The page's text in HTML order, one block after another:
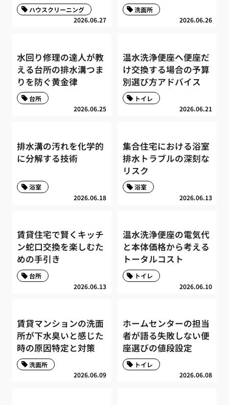
2026.06.27
ハウスクリーニング
2026.06.26
洗面所
水回り修理の達人が教
える台所の排水溝つま
りを防ぐ黄金律
2026.06.25
台所
温水洗浄便座へ便座だ
け交換する場合の予算
別選び方アドバイス
2026.06.21
トイレ
排水溝の汚れを化学的
に分解する技術
2026.06.18
浴室
集合住宅における浴室
排水トラブルの深刻な
リスク
2026.06.13
浴室
賃貸住宅で賢くキッチ
ン蛇口交換を楽しむた
めの手引き
2026.06.13
台所
温水洗浄便座の電気代
と本体価格から考える
トータルコスト
2026.06.10
トイレ
賃貸マンションの洗面
所が下水臭いと感じた
時の原因特定と対策
2026.06.09
洗面所
ホームセンターの担当
者が語る失敗しない便
座選びの値段設定
2026.06.08
トイレ